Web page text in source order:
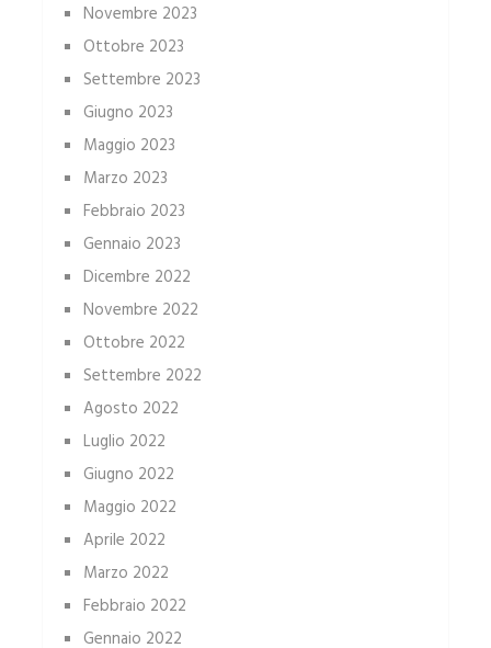
Novembre 2023
Ottobre 2023
Settembre 2023
Giugno 2023
Maggio 2023
Marzo 2023
Febbraio 2023
Gennaio 2023
Dicembre 2022
Novembre 2022
Ottobre 2022
Settembre 2022
Agosto 2022
Luglio 2022
Giugno 2022
Maggio 2022
Aprile 2022
Marzo 2022
Febbraio 2022
Gennaio 2022